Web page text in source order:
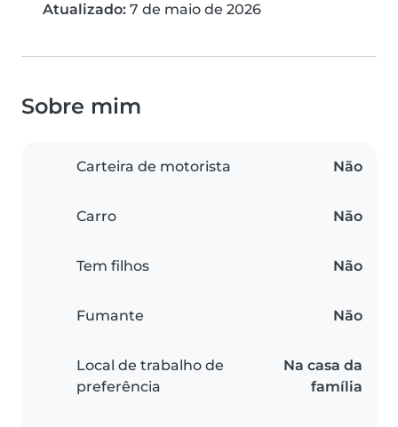
Atualizado: 7 de maio de 2026
Sobre mim
Carteira de motorista Não
Carro Não
Tem filhos Não
Fumante Não
Local de trabalho de
preferência
Na casa da
família